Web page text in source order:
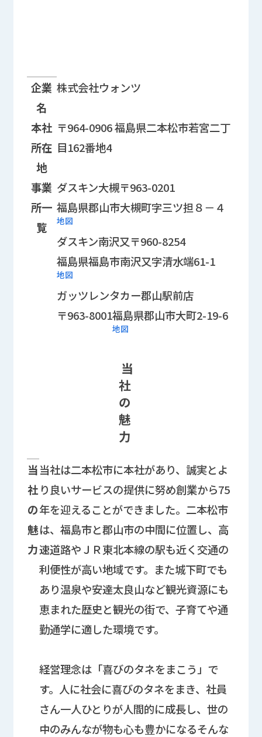
企業情報に関する情報欄
企業
名
株式会社ウォンツ
本社
所在
地
〒964-0906 福島県二本松市若宮二丁
目162番地4
事業
所一
覧
ダスキン大槻〒963-0201
福島県郡山市大槻町字三ツ担８－４
地図
ダスキン南沢又〒960-8254
福島県福島市南沢又字清水端61-1
地図
ガッツレンタカー郡山駅前店
〒963-8001福島県郡山市大町2-19-6
地図
当
社
の
魅
力
企業PRに関する情報欄
当
社
の
魅
力
当社は二本松市に本社があり、誠実とよ
り良いサービスの提供に努め創業から75
年を迎えることができました。二本松市
は、福島市と郡山市の中間に位置し、高
速道路やＪＲ東北本線の駅も近く交通の
利便性が高い地域です。また城下町でも
あり温泉や安達太良山など観光資源にも
恵まれた歴史と観光の街で、子育てや通
勤通学に適した環境です。
経営理念は「喜びのタネをまこう」で
す。人に社会に喜びのタネをまき、社員
さん一人ひとりが人間的に成長し、世の
中のみんなが物も心も豊かになるそんな